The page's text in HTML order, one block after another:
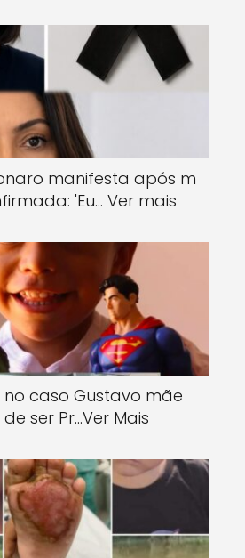
manifesta após m
'Eu… Ver mais
no caso Gustavo mãe
ser Pr…Ver Mais